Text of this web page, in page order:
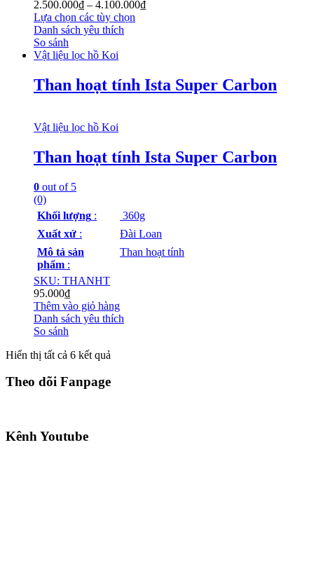
2.500.000₫ – 4.100.000₫
Lựa chọn các tùy chọn
Danh sách yêu thích
So sánh
Vật liệu lọc hồ Koi
Than hoạt tính Ista Super Carbon
Vật liệu lọc hồ Koi
Than hoạt tính Ista Super Carbon
0 out of 5
(0)
Khối lượng :
360g
Xuất xứ :
Đài Loan
Mô tả sản
phẩm :
Than hoạt tính
SKU: THANHT
95.000₫
Thêm vào giỏ hàng
Danh sách yêu thích
So sánh
Hiển thị tất cả 6 kết quả
Theo dõi Fanpage
Kênh Youtube